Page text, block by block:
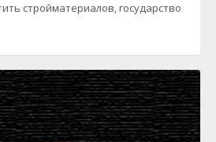
стройматериалов, государство